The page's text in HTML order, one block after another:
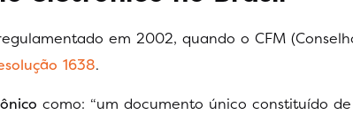
em 2002, quando o CFM
1638.
como: “um documento único constituído